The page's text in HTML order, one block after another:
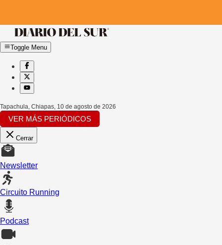
Toggle Menu
Tapachula, Chiapas, 10 de agosto de 2026
VER MÁS PERIÓDICOS
Cerrar
Newsletter
Circuito Running
Podcast